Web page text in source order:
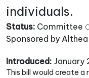
individuals.
Status: Committee
Sponsored by
Introduced: January
This bill would create a